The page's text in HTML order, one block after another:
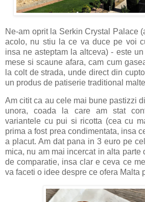
Ne-am oprit la Serkin Crystal Palace
acolo, nu stiu la ce va duce pe voi
insa ne asteptam la altceva) - este
mese si scaune afara, cam cum
la colt de strada, unde direct din
un produs de patiserie traditional
Am citit ca au cele mai bune pastizzi
unora, coada la care am stat
variantele cu pui si ricotta (cea cu
prima a fost prea condimentata, insa
a placut. Am dat pana in 3 euro pe
mica, nu am mai incercat in alta parte
de comparatie, insa clar e ceva ce
va faceti o idee despre ce ofera Malta